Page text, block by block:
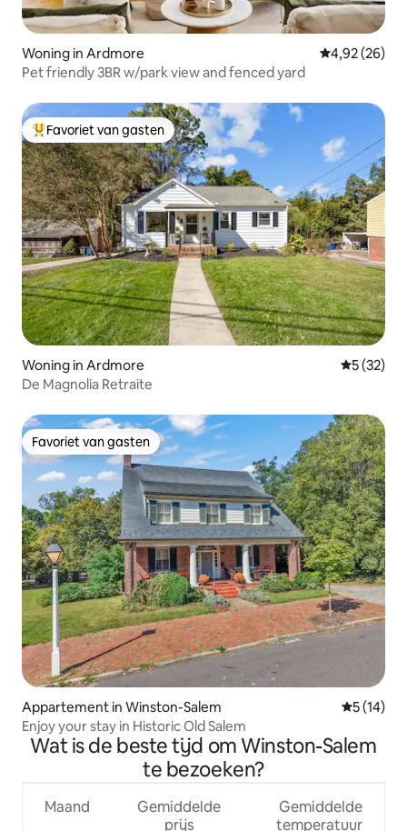
Woning in Ardmore Gemiddelde
4,92 (26)
Pet friendly 3BR w/park view and fenced yard
Topfavoriet van gasten
Favoriet van gasten
Woning in Ardmore
5 (32)
De Magnolia Retraite
Favoriet van gasten
Favoriet van gasten
Appartement in Winston-Salem
5 (14)
Enjoy your stay in Historic Old Salem
Wat is de beste tijd om Winston-Salem
te bezoeken?
Maand
Gemiddelde
prijs
Gemiddelde
temperatuur